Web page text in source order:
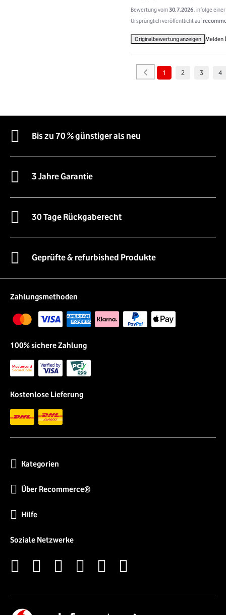
Bewertung vom30.7.2026 , infolge
Ursprünglich veröffentlicht auf
Originalbewertung anzeigen Melden
1 2 3 4
Bis zu 70 % günstiger als neu
3 Jahre Garantie
30 Tage Rückgaberecht
Geprüfte & refurbished Produkte
Zahlungsmethoden
100% sichere Zahlung
Kostenlose Lieferung
Kategorien
Über Recommerce®
Hilfe
Soziale Netzwerke